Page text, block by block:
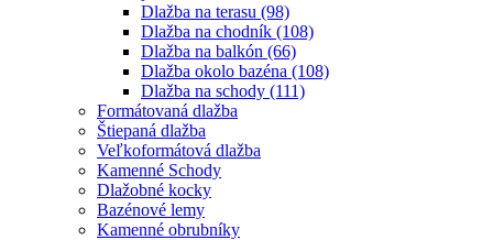
Dlažba na terasu (98)
Dlažba na chodník (108)
Dlažba na balkón (66)
Dlažba okolo bazéna (108)
Dlažba na schody (111)
Formátovaná dlažba
Štiepaná dlažba
Veľkoformátová dlažba
Kamenné Schody
Dlažobné kocky
Bazénové lemy
Kamenné obrubníky